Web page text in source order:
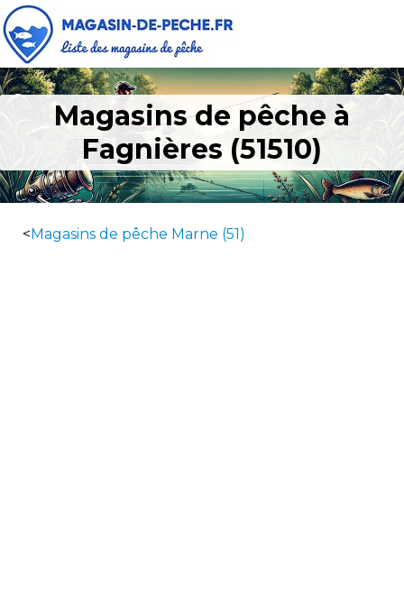
Magasins de pêche à
Fagnières (51510)
<Magasins de pêche Marne (51)